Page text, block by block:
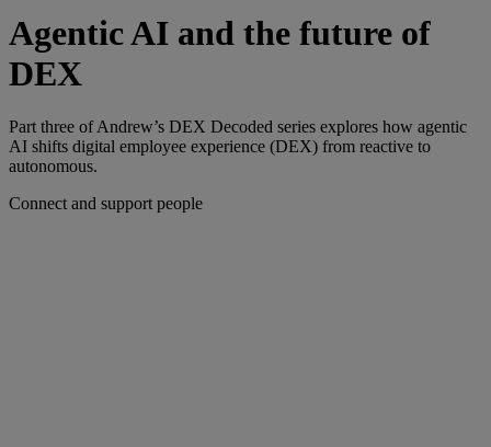
Agentic AI and the future of
DEX
Part three of Andrew’s DEX Decoded series explores how agentic
AI shifts digital employee experience (DEX) from reactive to
autonomous.
Connect and support people